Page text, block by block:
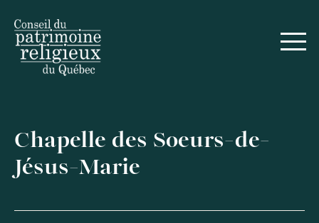
Chapelle des Soeurs-de-
Jésus-Marie